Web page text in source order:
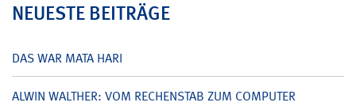
NEUESTE BEITRÄGE
DAS WAR MATA HARI
ALWIN WALTHER: VOM RECHENSTAB ZUM COMPUTER